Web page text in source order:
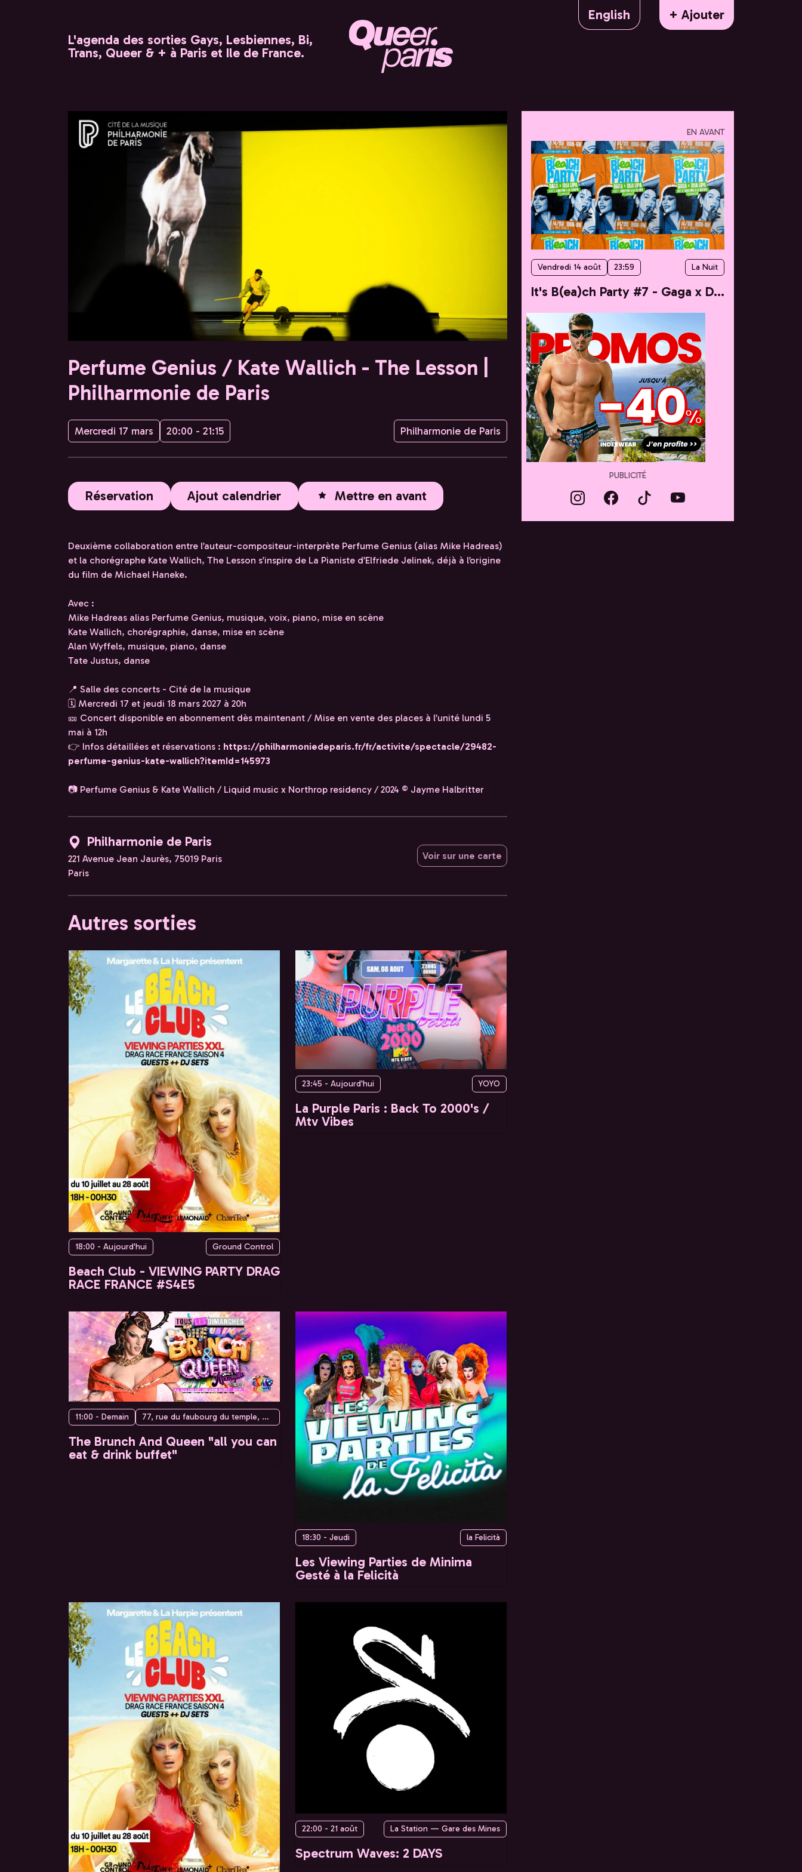
English
+ Ajouter
L'agenda des sorties Gays, Lesbiennes, Bi,
Trans, Queer & + à Paris et Ile de France.
Perfume Genius / Kate Wallich - The Lesson |
Philharmonie de Paris
Mercredi 17 mars 20:00 - 21:15 Philharmonie de Paris
Réservation Ajout calendrier Mettre en avant
Deuxième collaboration entre l’auteur-compositeur-interprète Perfume Genius (alias Mike Hadreas)
et la chorégraphe Kate Wallich, The Lesson s’inspire de La Pianiste d’Elfriede Jelinek, déjà à l’origine
du film de Michael Haneke.
Avec :
Mike Hadreas alias Perfume Genius, musique, voix, piano, mise en scène
Kate Wallich, chorégraphie, danse, mise en scène
Alan Wyffels, musique, piano, danse
Tate Justus, danse
📍 Salle des concerts - Cité de la musique
🗓 Mercredi 17 et jeudi 18 mars 2027 à 20h
🎫 Concert disponible en abonnement dès maintenant / Mise en vente des places à l’unité lundi 5
mai à 12h
👉 Infos détaillées et réservations : https://philharmoniedeparis.fr/fr/activite/spectacle/29482-
perfume-genius-kate-wallich?itemId=145973
📷 Perfume Genius & Kate Wallich / Liquid music x Northrop residency / 2024 © Jayme Halbritter
Philharmonie de Paris
221 Avenue Jean Jaurès, 75019 Paris
Paris
Voir sur une carte
Autres sorties
18:00 - Aujourd'hui Ground Control
Beach Club - VIEWING PARTY DRAG
RACE FRANCE #S4E5
23:45 - Aujourd'hui YOYO
La Purple Paris : Back To 2000's /
Mtv Vibes
11:00 - Demain 77, rue du faubourg du temple, 75010 Paris, France
The Brunch And Queen "all you can
eat & drink buffet"
18:30 - Jeudi la Felicità
Les Viewing Parties de Minima
Gesté à la Felicità
22:00 - 21 août La Station — Gare des Mines
Spectrum Waves: 2 DAYS
EN AVANT
Vendredi 14 août 23:59 La Nuit
It's B(ea)ch Party #7 - Gaga x Dua
PUBLICITÉ